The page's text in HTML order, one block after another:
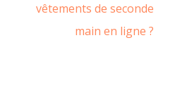
vêtements de seconde
main en ligne ?